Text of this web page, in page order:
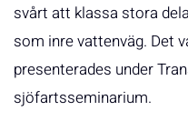
svårt att klassa stora
som inre vattenväg. Det
presenterades under
sjöfartsseminarium.